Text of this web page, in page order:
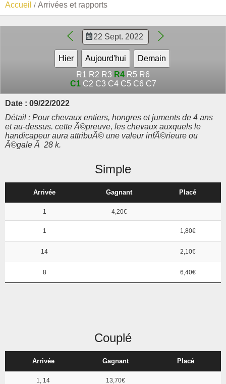
Accueil Arrivées et rapports
R1 R2 R3 R4 R5 R6
C1 C2 C3 C4 C5 C6 C7
Date : 09/22/2022
Détail : Pour chevaux entiers, hongres et juments de 4 ans
et au-dessus. cette Ã©preuve, les chevaux auxquels le
handicapeur aura attribuÃ© une valeur infÃ©rieure ou
Ã©gale Ã 28 k.
Simple
Arrivée Gagnant Placé
1 4,20€
1 1,80€
14 2,10€
8 6,40€
Couplé
Arrivée Gagnant Placé
1, 14 13,70€